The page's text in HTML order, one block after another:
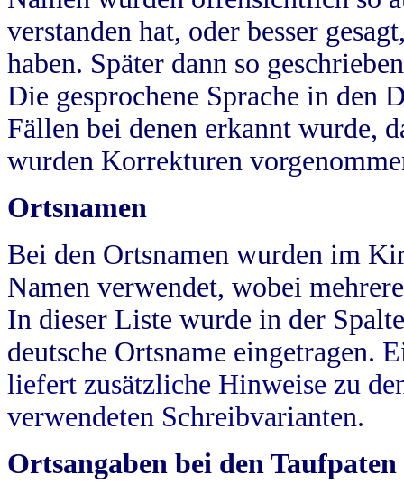
verstanden hat, oder besser
haben. Später dann so
Die gesprochene Sprache in
Fällen bei denen erkannt wurde,
wurden Korrekturen
Ortsnamen
Bei den Ortsnamen wurden im
Namen verwendet, wobei
In dieser Liste wurde in der
deutsche Ortsname eingetragen.
liefert zusätzliche Hinweise zu
verwendeten Schreibvarianten.
Ortsangaben bei den Taufpaten